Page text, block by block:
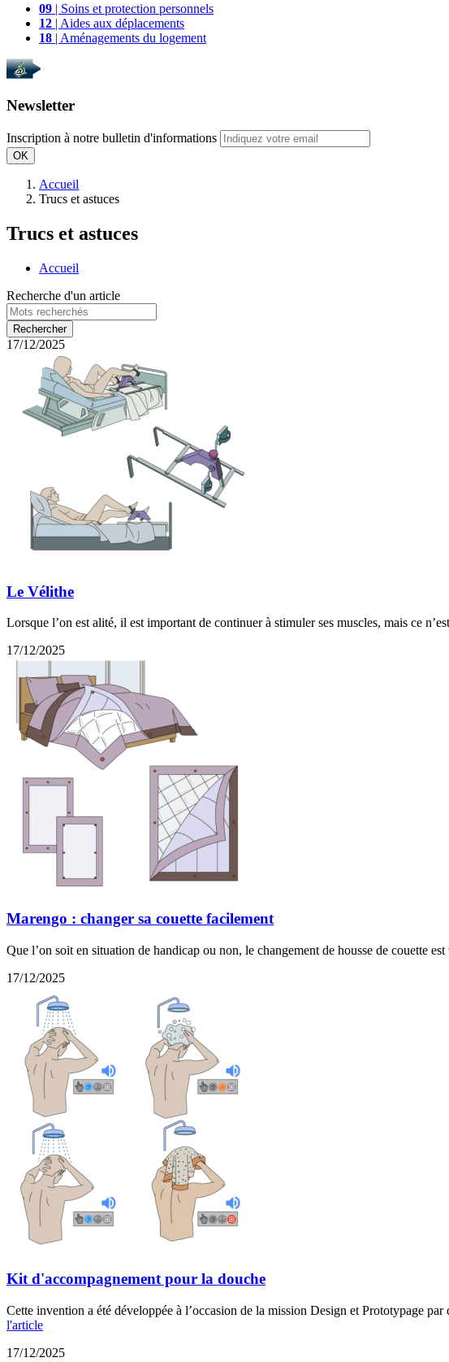
09 | Soins et protection personnels
12 | Aides aux déplacements
18 | Aménagements du logement
Newsletter
Inscription à notre bulletin d'informations
OK
Accueil
Trucs et astuces
Trucs et astuces
Accueil
Recherche d'un article
17/12/2025
Le Vélithe
Lorsque l’on est alité, il est important de continuer à stimuler ses muscles, mais ce
17/12/2025
Marengo : changer sa couette facilement
Que l’on soit en situation de handicap ou non, le changement de housse de couette
17/12/2025
Kit d'accompagnement pour la douche
Cette invention a été développée à l’occasion de la mission Design et Prototypage
l'article
17/12/2025